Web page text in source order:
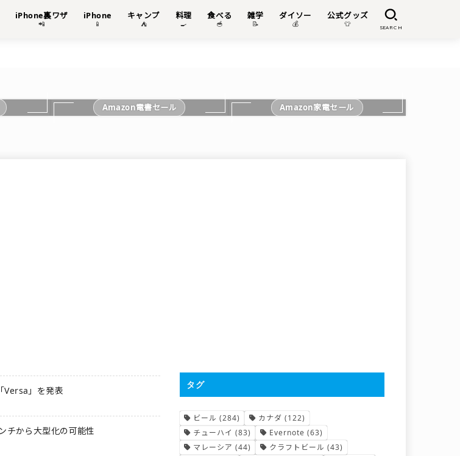
iPhone裏ワザ
📲
iPhone
📱
キャンプ
⛺
料理
🍳
食べる
🥣
雑学
📝
ダイソー
💰
公式グッズ
👕 SEARCH
Amazon電書セール Amazon家電セール
Versa」を発表
チから大型化の可能性
タグ
ビール (284) カナダ (122)
チューハイ (83) Evernote (63)
マレーシア (44) クラフトビール (43)